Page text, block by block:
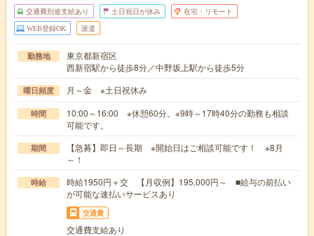
交通費別途支給あり 土日祝日が休み 在宅・リモート
WEB登録OK 派遣
勤務地
東京都新宿区
西新宿駅から徒歩8分／中野坂上駅から徒歩5分
曜日頻度 月～金 ※土日祝休み
時間
10:00～16:00 ※休憩60分。※9時～17時40分の勤務も相談
可能です。
期間
【急募】即日～長期 ※開始日はご相談可能です！ ※8月
～！
時給
時給1950円＋交 【月収例】195,000円～ ■給与の前払い
が可能な速払いサービスあり
交通費
交通費支給あり